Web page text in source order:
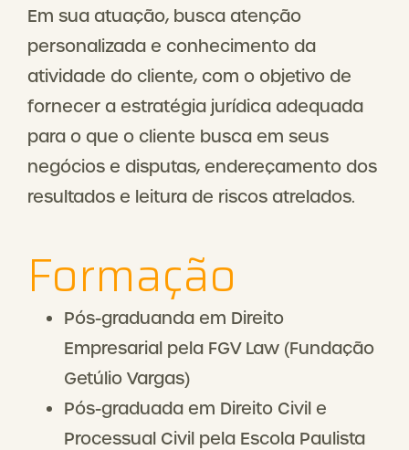
Em sua atuação, busca atenção
personalizada e conhecimento da
atividade do cliente, com o objetivo de
fornecer a estratégia jurídica adequada
para o que o cliente busca em seus
negócios e disputas, endereçamento dos
resultados e leitura de riscos atrelados.
Formação
Pós-graduanda em Direito
Empresarial pela FGV Law (Fundação
Getúlio Vargas)
Pós-graduada em Direito Civil e
Processual Civil pela Escola Paulista